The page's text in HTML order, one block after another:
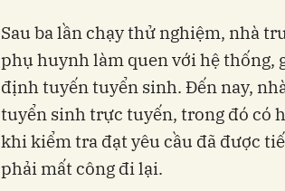
Sau ba lần chạy thử nghiệm, nhà
phụ huynh làm quen với hệ thống,
định tuyến tuyển sinh. Đến nay,
tuyển sinh trực tuyến, trong đó có
khi kiểm tra đạt yêu cầu đã được
phải mất công đi lại.